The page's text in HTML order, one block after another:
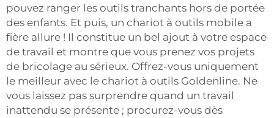
pouvez ranger les outils tranchants hors de portée
des enfants. Et puis, un chariot à outils mobile a
fière allure ! Il constitue un bel ajout à votre espace
de travail et montre que vous prenez vos projets
de bricolage au sérieux. Offrez-vous uniquement
le meilleur avec le chariot à outils Goldenline. Ne
vous laissez pas surprendre quand un travail
inattendu se présente ; procurez-vous dès